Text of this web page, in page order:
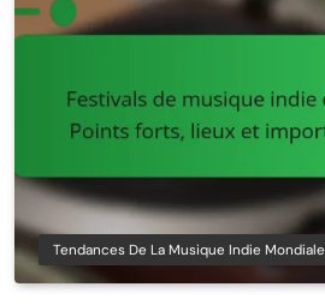
Tendances De La Musique Indie Mondiale